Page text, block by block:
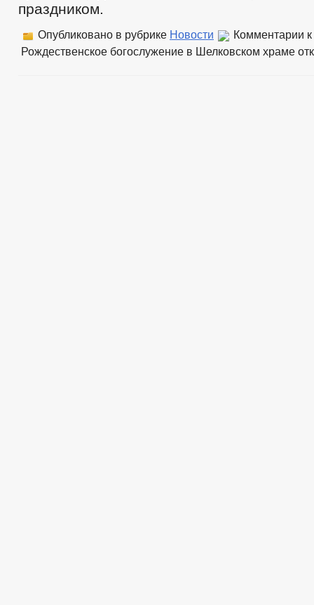
праздником.
Опубликовано в рубрике Новости Комментарии
Рождественское богослужение в Шелковском храме